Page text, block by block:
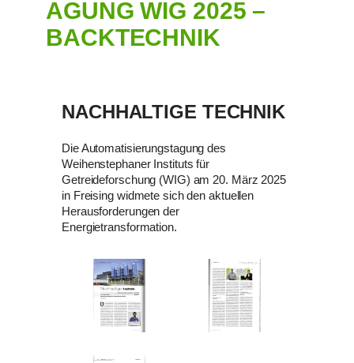
AGUNG WIG 2025 –
BACKTECHNIK
NACHHALTIGE TECHNIK
Die Automatisierungstagung des
Weihenstephaner Instituts für
Getreideforschung (WIG) am 20. März 2025
in Freising widmete sich den aktuellen
Herausforderungen der
Energietransformation.